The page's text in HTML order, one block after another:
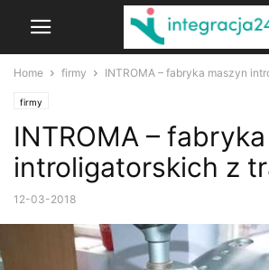
Home firmy INTROMA – fabryka maszyn
firmy
INTROMA –
introligatorskich z
12-03-2018